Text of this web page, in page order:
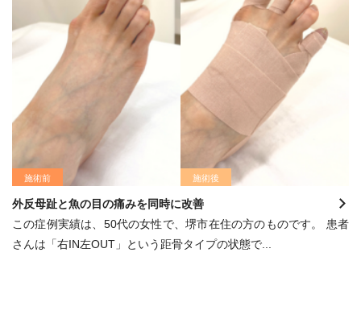
施術前 施術後
外反母趾と魚の目の痛みを同時に改善
この症例実績は、50代の女性で、堺市在住の方のものです。 患者
さんは「右IN左OUT」という距骨タイプの状態で...